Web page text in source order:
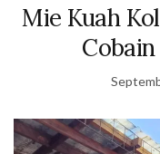
Mie Kuah